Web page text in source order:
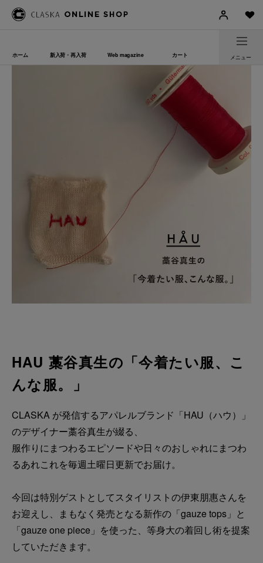
ホーム 新入荷・再入荷 Web magazine カート メニュー
HAU 藁谷真生の「今着たい服、こ
んな服。」
CLASKA が発信するアパレルブランド「HAU（ハウ）」
のデザイナー藁谷真生が綴る、
服作りにまつわるエピソードや日々のおしゃれにまつわ
るあれこれを毎週土曜日更新でお届け。
今回は特別ゲストとしてスタイリストの伊東朋惠さんを
お迎えし、まもなく発売となる新作の「gauze tops」と
「gauze one piece」を使った、等身大の着回し術を提案
していただきます。